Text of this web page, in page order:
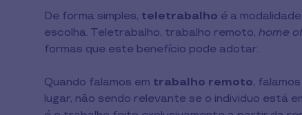
De forma simples, teletrabalho é a
escolha. Teletrabalho, trabalho remoto, home
formas que este benefício pode adotar.
Quando falamos em trabalho remoto,
lugar, não sendo relevante se o individuo está